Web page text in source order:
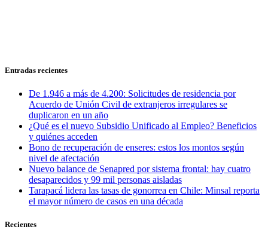
Entradas recientes
De 1.946 a más de 4.200: Solicitudes de residencia por
Acuerdo de Unión Civil de extranjeros irregulares se
duplicaron en un año
¿Qué es el nuevo Subsidio Unificado al Empleo? Beneficios
y quiénes acceden
Bono de recuperación de enseres: estos los montos según
nivel de afectación
Nuevo balance de Senapred por sistema frontal: hay cuatro
desaparecidos y 99 mil personas aisladas
Tarapacá lidera las tasas de gonorrea en Chile: Minsal reporta
el mayor número de casos en una década
Recientes